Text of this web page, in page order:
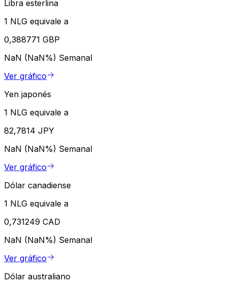
Libra esterlina
1 NLG equivale a
0,388771 GBP
NaN (NaN%) Semanal
Ver gráfico
Yen japonés
1 NLG equivale a
82,7814 JPY
NaN (NaN%) Semanal
Ver gráfico
Dólar canadiense
1 NLG equivale a
0,731249 CAD
NaN (NaN%) Semanal
Ver gráfico
Dólar australiano